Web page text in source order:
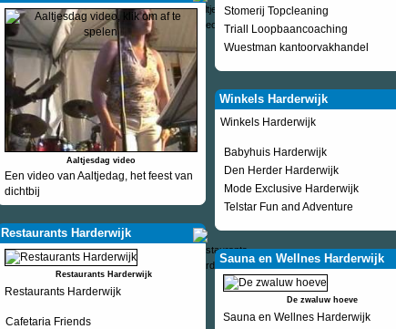
Aaltjesdag video
Een video van Aaltjedag, het feest van
dichtbij
Restaurants Harderwijk
Restaurants Harderwijk
Restaurants Harderwijk
Cafetaria Friends
Stomerij Topcleaning
Triall Loopbaancoaching
Wuestman kantoorvakhandel
Winkels Harderwijk
Winkels Harderwijk
Babyhuis Harderwijk
Den Herder Harderwijk
Mode Exclusive Harderwijk
Telstar Fun and Adventure
Sauna en Wellnes Harderwijk
De zwaluw hoeve
Sauna en Wellnes Harderwijk